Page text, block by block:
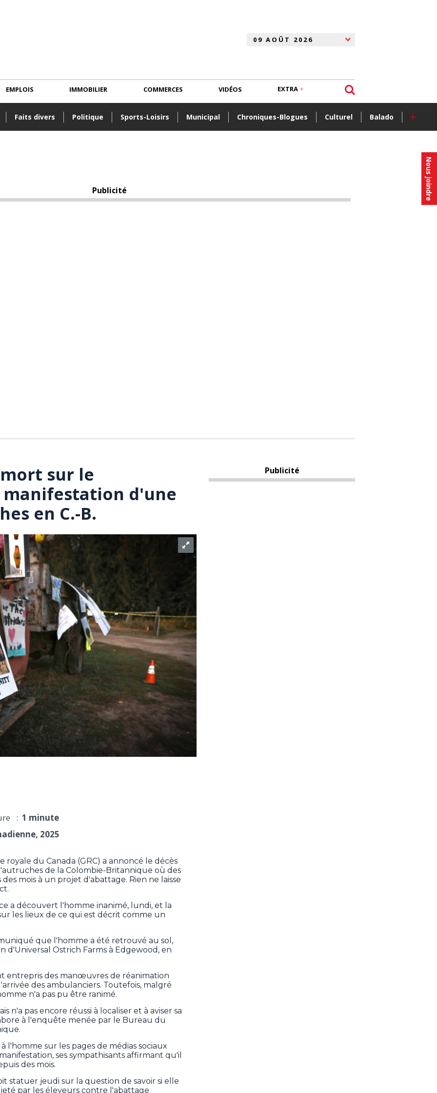
Nous joindre
Faits divers Politique Sports-Loisirs Municipal Chroniques-Blogues Culturel Balado +
EMPLOIS IMMOBILIER COMMERCES VIDÉOS EXTRA
Publicité
sur le
d'une
en C.-B.
: 1 minute
2025
royale du Canada (GRC) a annoncé le décès
de la Colombie-Britannique où des
mois à un projet d'abattage. Rien ne laisse
a découvert l'homme inanimé, lundi, et la
les lieux de ce qui est décrit comme un
que l'homme a été retrouvé au sol,
d'Universal Ostrich Farms à Edgewood, en
entrepris des manœuvres de réanimation
des ambulanciers. Toutefois, malgré
n'a pas pu être ranimé.
n'a pas encore réussi à localiser et à aviser sa
à l'enquête menée par le Bureau du
l'homme sur les pages de médias sociaux
ses sympathisants affirmant qu'il
des mois.
statuer jeudi sur la question de savoir si elle
par les éleveurs contre l'abattage
Publicité